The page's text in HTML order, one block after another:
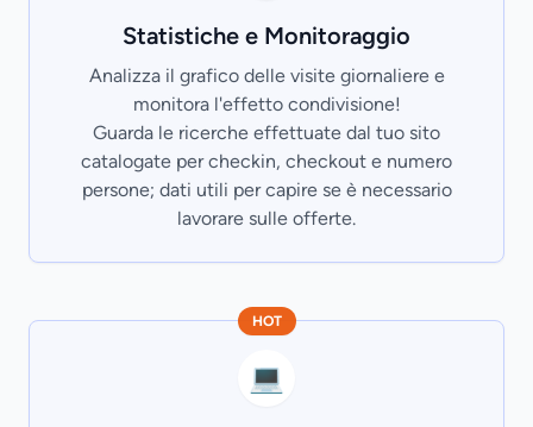
Statistiche e Monitoraggio
Analizza il grafico delle visite giornaliere e
monitora l'effetto condivisione!
Guarda le ricerche effettuate dal tuo sito
catalogate per checkin, checkout e numero
persone; dati utili per capire se è necessario
lavorare sulle offerte.
HOT
💻